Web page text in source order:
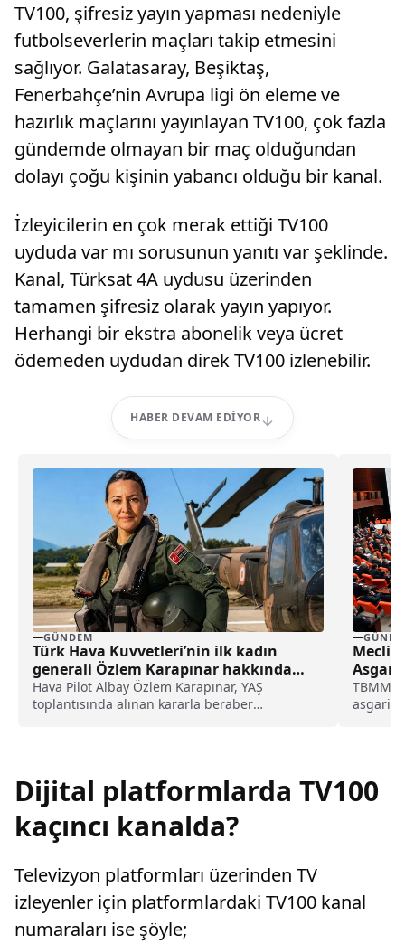
TV100, şifresiz yayın yapması nedeniyle
futbolseverlerin maçları takip etmesini
sağlıyor. Galatasaray, Beşiktaş,
Fenerbahçe’nin Avrupa ligi ön eleme ve
hazırlık maçlarını yayınlayan TV100, çok fazla
gündemde olmayan bir maç olduğundan
dolayı çoğu kişinin yabancı olduğu bir kanal.
İzleyicilerin en çok merak ettiği TV100
uyduda var mı sorusunun yanıtı var şeklinde.
Kanal, Türksat 4A uydusu üzerinden
tamamen şifresiz olarak yayın yapıyor.
Herhangi bir ekstra abonelik veya ücret
ödemeden uydudan direk TV100 izlenebilir.
HABER DEVAM EDIYOR
GÜNDEM
Türk Hava Kuvvetleri’nin ilk kadın
generali Özlem Karapınar hakkında
dikkat çeken detay ortaya çıktı
Hava Pilot Albay Özlem Karapınar, YAŞ
toplantısında alınan kararla beraber
Meclis
Asgari
TBMM,
asgari
Dijital platformlarda TV100
kaçıncı kanalda?
Televizyon platformları üzerinden TV
izleyenler için platformlardaki TV100 kanal
numaraları ise şöyle;